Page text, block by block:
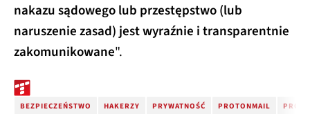
nakazu sądowego lub przestępstwo (lub
naruszenie zasad) jest wyraźnie i transparentnie
zakomunikowane".
BEZPIECZEŃSTWO HAKERZY PRYWATNOŚĆ PROTONMAIL